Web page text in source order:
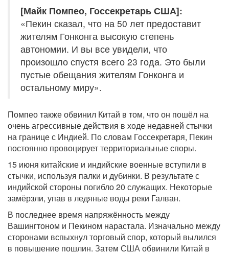
[Майк Помпео, Госсекретарь США]:
«Пекин сказал, что на 50 лет предоставит
жителям Гонконга высокую степень
автономии. И вы все увидели, что
произошло спустя всего 23 года. Это были
пустые обещания жителям Гонконга и
остальному миру».
Помпео также обвинил Китай в том, что он пошёл на
очень агрессивные действия в ходе недавней стычки
на границе с Индией. По словам Госсекретаря, Пекин
постоянно провоцирует территориальные споры.
15 июня китайские и индийские военные вступили в
стычки, используя палки и дубинки. В результате с
индийской стороны погибло 20 служащих. Некоторые
замёрзли, упав в ледяные воды реки Галван.
В последнее время напряжённость между
Вашингтоном и Пекином нарастала. Изначально между
сторонами вспыхнул торговый спор, который вылился
в повышение пошлин. Затем США обвинили Китай в